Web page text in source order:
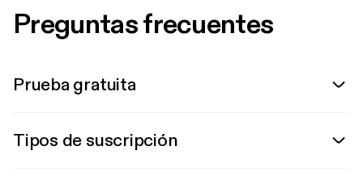
Preguntas frecuentes
Prueba gratuita
Tipos de suscripción